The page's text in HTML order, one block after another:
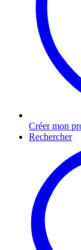
Créer mon
Rechercher